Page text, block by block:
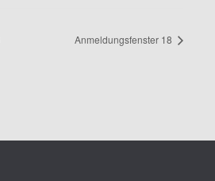
Anmeldungsfenster 18